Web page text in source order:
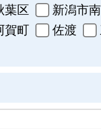
葉区
新潟市
賀町 佐渡